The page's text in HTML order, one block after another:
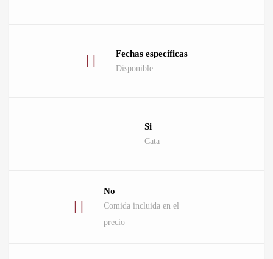
Fechas específicas
Disponible
Si
Cata
No
Comida incluida en el
precio